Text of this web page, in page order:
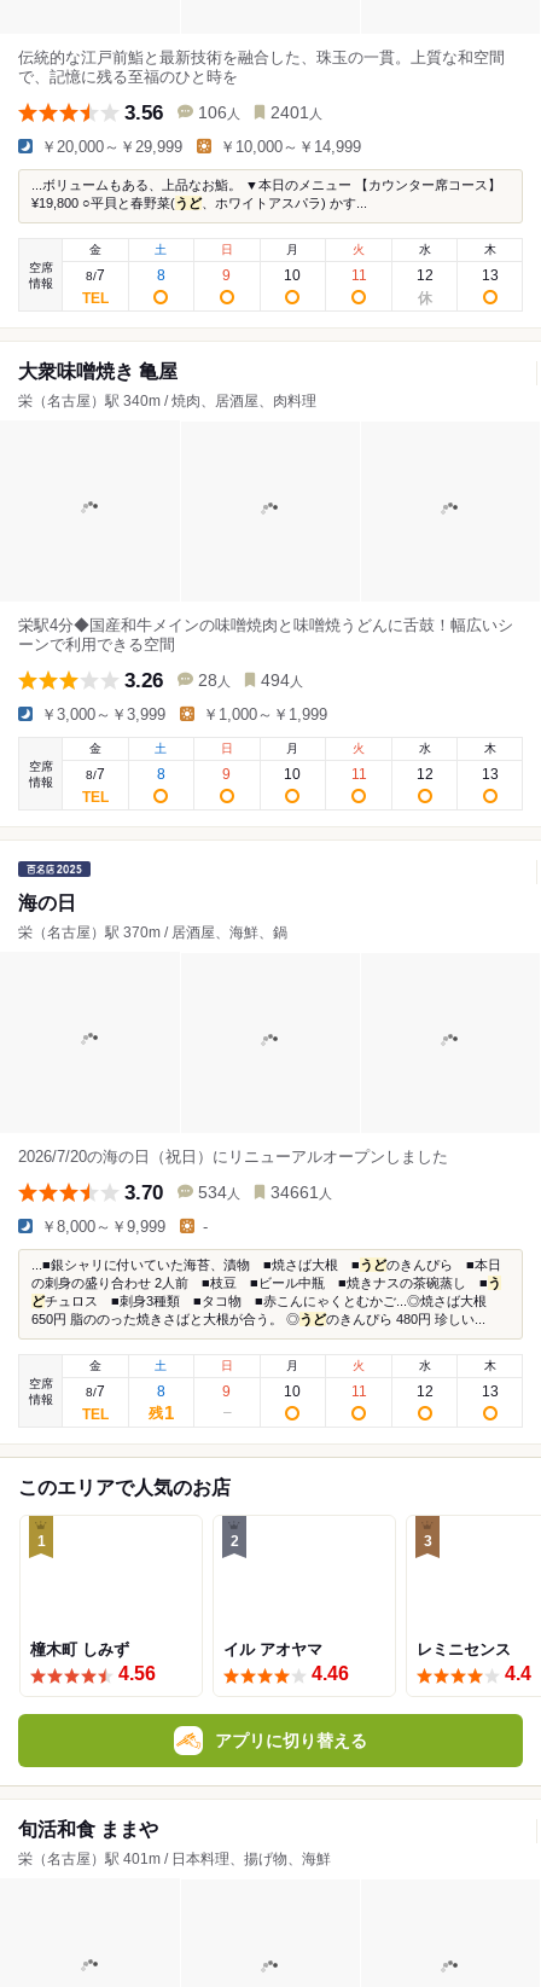
伝統的な江戸前鮨と最新技術を融合した、珠玉の一貫。上質な和空間
で、記憶に残る至福のひと時を
3.56 106 人 2401 人
￥20,000～￥29,999 ￥10,000～￥14,999
...ボリュームもある、上品なお鮨。 ▼本日のメニュー 【カウンター席コース】
¥19,800 ○平貝と春野菜(うど、ホワイトアスパラ) かす...
空席
情報
金
8/7
土
8
日
9
月
10
火
11
水
12
木
13
大衆味噌焼き 亀屋
栄（名古屋）駅 340m / 焼肉、居酒屋、肉料理
栄駅4分◆国産和牛メインの味噌焼肉と味噌焼うどんに舌鼓！幅広いシ
ーンで利用できる空間
3.26 28 人 494 人
￥3,000～￥3,999 ￥1,000～￥1,999
空席
情報
金
8/7
土
8
日
9
月
10
火
11
水
12
木
13
海の日
栄（名古屋）駅 370m / 居酒屋、海鮮、鍋
2026/7/20の海の日（祝日）にリニューアルオープンしました
3.70 534 人 34661 人
￥8,000～￥9,999 -
...■銀シャリに付いていた海苔、漬物 ■焼さば大根 ■うどのきんぴら ■本日
の刺身の盛り合わせ 2人前 ■枝豆 ■ビール中瓶 ■焼きナスの茶碗蒸し ■う
どチュロス ■刺身3種類 ■タコ物 ■赤こんにゃくとむかご...◎焼さば大根
650円 脂ののった焼きさばと大根が合う。 ◎うどのきんぴら 480円 珍しい...
空席
情報
金
8/7
土
8
残1
日
9
月
10
火
11
水
12
木
13
このエリアで人気のお店
1
橦木町 しみず
4.56
2
イル アオヤマ
4.46
3
レミニセンス
4.4
アプリに切り替える
旬活和食 ままや
栄（名古屋）駅 401m / 日本料理、揚げ物、海鮮